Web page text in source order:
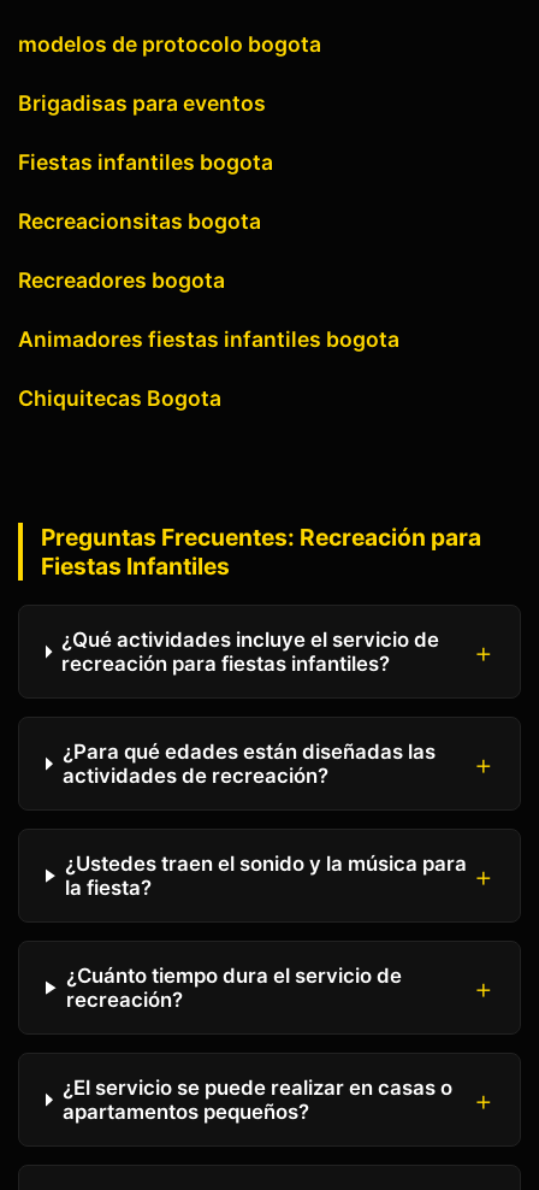
modelos de protocolo bogota
Brigadisas para eventos
Fiestas infantiles bogota
Recreacionsitas bogota
Recreadores bogota
Animadores fiestas infantiles bogota
Chiquitecas Bogota
Preguntas Frecuentes: Recreación para
Fiestas Infantiles
¿Qué actividades incluye el servicio de
recreación para fiestas infantiles?
¿Para qué edades están diseñadas las
actividades de recreación?
¿Ustedes traen el sonido y la música para
la fiesta?
¿Cuánto tiempo dura el servicio de
recreación?
¿El servicio se puede realizar en casas o
apartamentos pequeños?